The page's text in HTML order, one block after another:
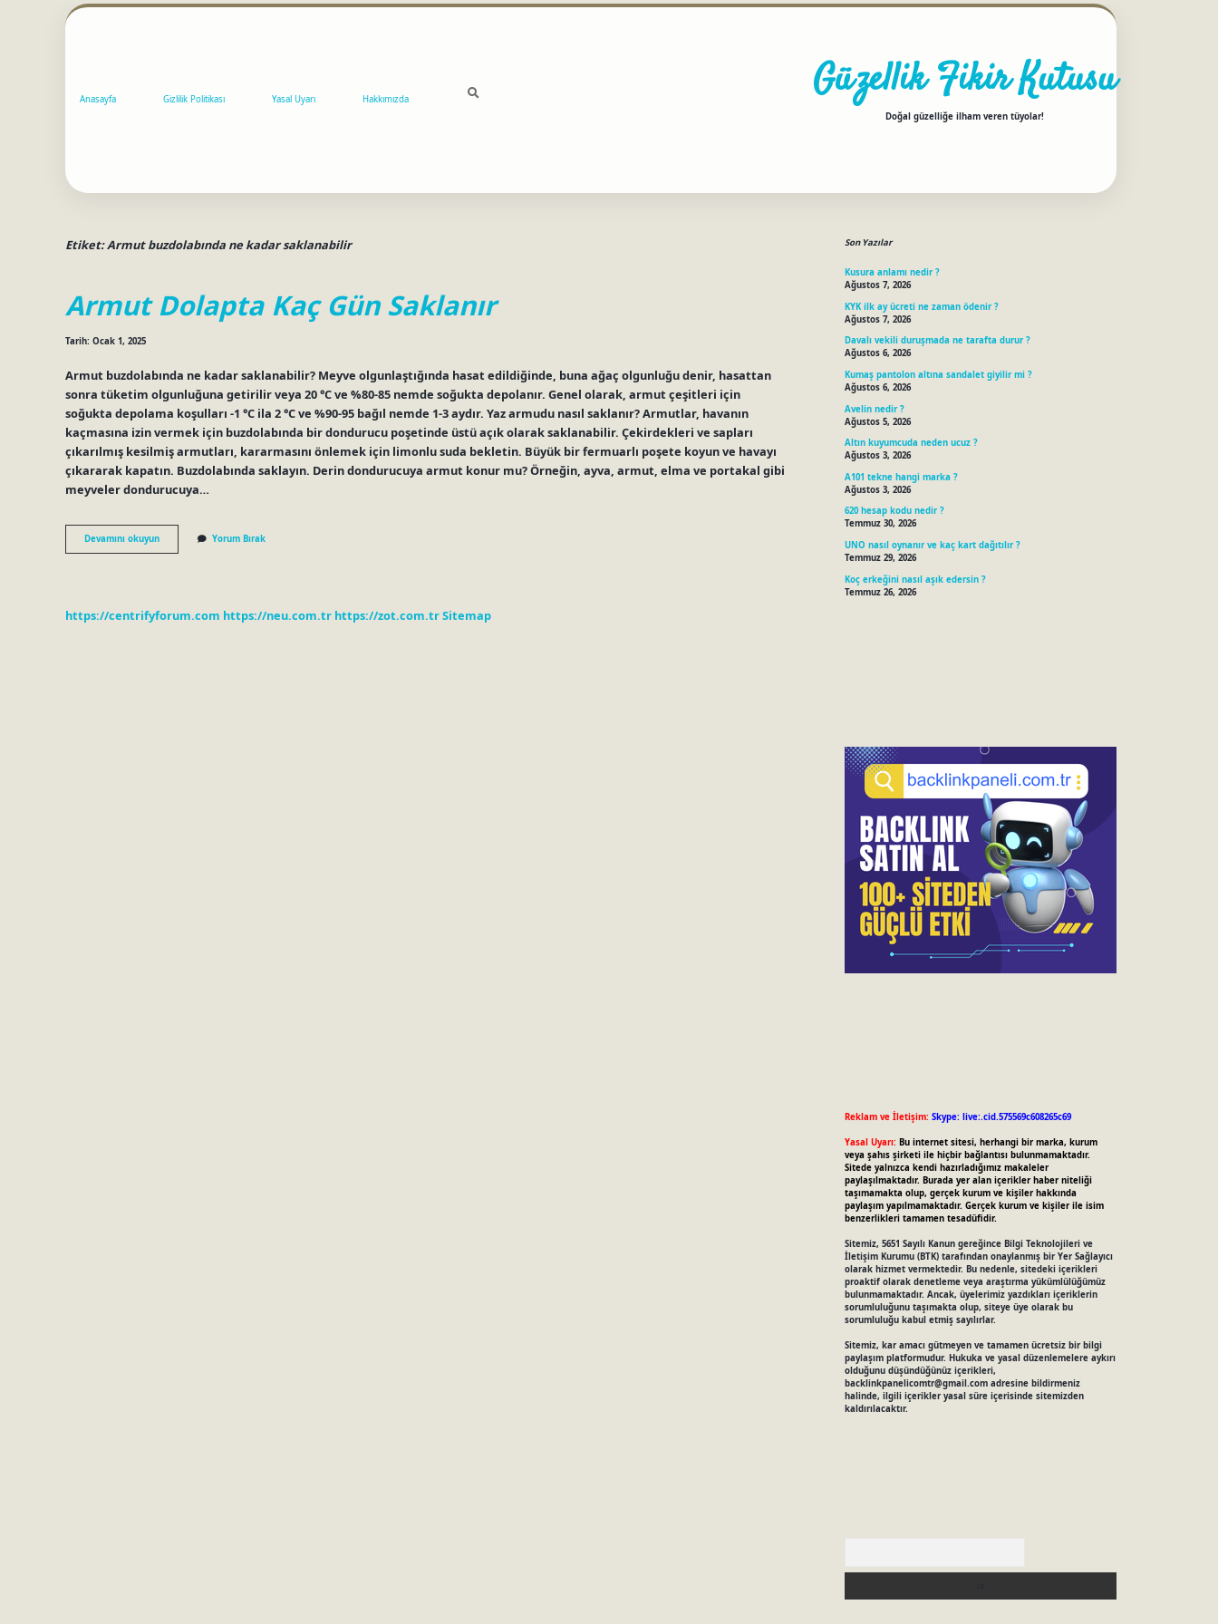
Anasayfa Gizlilik Politikası Yasal Uyarı Hakkımızda Güzellik Fikir Kutusu
Doğal güzelliğe ilham veren tüyolar!
Etiket:Armut buzdolabında ne kadar saklanabilir
Armut Dolapta Kaç Gün Saklanır
Tarih: Ocak 1, 2025
Armut buzdolabında ne kadar saklanabilir? Meyve olgunlaştığında hasat edildiğinde, buna ağaç olgunluğu denir, hasattan
sonra tüketim olgunluğuna getirilir veya 20 °C ve %80-85 nemde soğukta depolanır. Genel olarak, armut çeşitleri için
soğukta depolama koşulları -1 °C ila 2 °C ve %90-95 bağıl nemde 1-3 aydır. Yaz armudu nasıl saklanır? Armutlar, havanın
kaçmasına izin vermek için buzdolabında bir dondurucu poşetinde üstü açık olarak saklanabilir. Çekirdekleri ve sapları
çıkarılmış kesilmiş armutları, kararmasını önlemek için limonlu suda bekletin. Büyük bir fermuarlı poşete koyun ve havayı
çıkararak kapatın. Buzdolabında saklayın. Derin dondurucuya armut konur mu? Örneğin, ayva, armut, elma ve portakal gibi
meyveler dondurucuya…
Devamını okuyunArmut
Dolapta
Yorum Bırak
https://centrifyforum.com https://neu.com.tr https://zot.com.trSitemap
Son Yazılar
Kusura anlamı nedir ?
Ağustos 7, 2026
KYK ilk ay ücreti ne zaman ödenir ?
Ağustos 7, 2026
Davalı vekili duruşmada ne tarafta durur ?
Ağustos 6, 2026
Kumaş pantolon altına sandalet giyilir mi ?
Ağustos 6, 2026
Avelin nedir ?
Ağustos 5, 2026
Altın kuyumcuda neden ucuz ?
Ağustos 3, 2026
A101 tekne hangi marka ?
Ağustos 3, 2026
620 hesap kodu nedir ?
Temmuz 30, 2026
UNO nasıl oynanır ve kaç kart dağıtılır ?
Temmuz 29, 2026
Koç erkeğini nasıl aşık edersin ?
Temmuz 26, 2026
Reklam ve İletişim: Skype: live:.cid.575569c608265c69
Yasal Uyarı: Bu internet sitesi, herhangi bir marka, kurum
veya şahıs şirketi ile hiçbir bağlantısı bulunmamaktadır.
Sitede yalnızca kendi hazırladığımız makaleler
paylaşılmaktadır. Burada yer alan içerikler haber niteliği
taşımamakta olup, gerçek kurum ve kişiler hakkında
paylaşım yapılmamaktadır. Gerçek kurum ve kişiler ile isim
benzerlikleri tamamen tesadüfidir.
Sitemiz, 5651 Sayılı Kanun gereğince Bilgi Teknolojileri ve
İletişim Kurumu (BTK) tarafından onaylanmış bir Yer Sağlayıcı
olarak hizmet vermektedir. Bu nedenle, sitedeki içerikleri
proaktif olarak denetleme veya araştırma yükümlülüğümüz
bulunmamaktadır. Ancak, üyelerimiz yazdıkları içeriklerin
sorumluluğunu taşımakta olup, siteye üye olarak bu
sorumluluğu kabul etmiş sayılırlar.
Sitemiz, kar amacı gütmeyen ve tamamen ücretsiz bir bilgi
paylaşım platformudur. Hukuka ve yasal düzenlemelere aykırı
olduğunu düşündüğünüz içerikleri,
backlinkpanelicomtr@gmail.comadresine bildirmeniz
halinde, ilgili içerikler yasal süre içerisinde sitemizden
kaldırılacaktır.